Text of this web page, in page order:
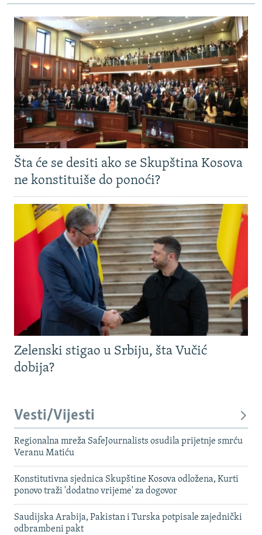
Šta će se desiti ako se Skupština Kosova
ne konstituiše do ponoći?
Zelenski stigao u Srbiju, šta Vučić
dobija?
Vesti/Vijesti
Regionalna mreža SafeJournalists osudila prijetnje smrću
Veranu Matiću
Konstitutivna sjednica Skupštine Kosova odložena, Kurti
ponovo traži 'dodatno vrijeme' za dogovor
Saudijska Arabija, Pakistan i Turska potpisale zajednički
odbrambeni pakt